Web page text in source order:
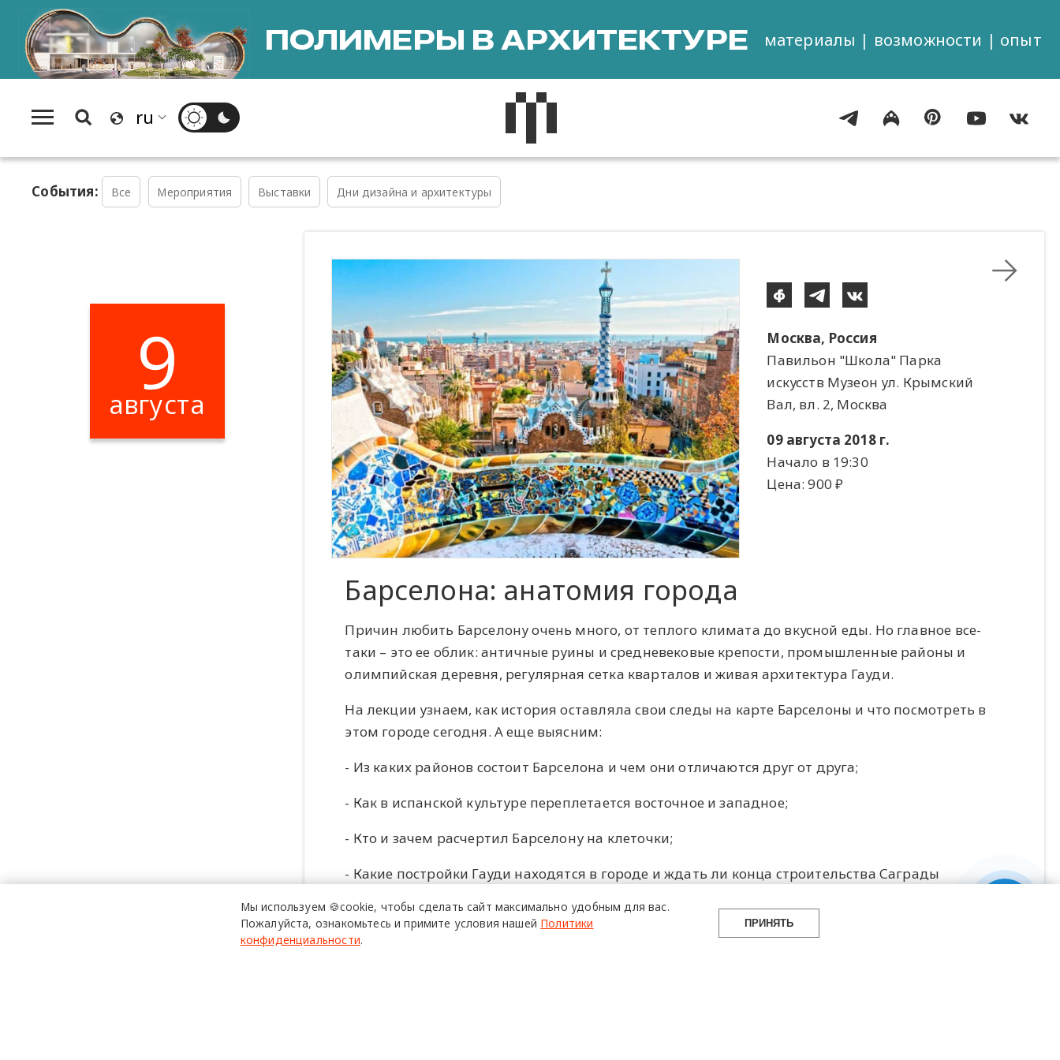
ПОЛИМЕРЫ В АРХИТЕКТУРЕ материалы | возможности | опыт
События: Все Мероприятия Выставки Дни дизайна и архитектуры
9
августа
Москва, Россия
Павильон "Школа" Парка
искусств Музеон ул. Крымский
Вал, вл. 2, Москва
09 августа 2018 г.
Начало в 19:30
Цена: 900 ​₽​
Барселона: анатомия города
Причин любить Барселону очень много, от теплого климата до вкусной еды. Но главное все-
таки – это ее облик: античные руины и средневековые крепости, промышленные районы и
олимпийская деревня, регулярная сетка кварталов и живая архитектура Гауди.
На лекции узнаем, как история оставляла свои следы на карте Барселоны и что посмотреть в
этом городе сегодня. А еще выясним:
- Из каких районов состоит Барселона и чем они отличаются друг от друга;
- Как в испанской культуре переплетается восточное и западное;
- Кто и зачем расчертил Барселону на клеточки;
- Какие постройки Гауди находятся в городе и ждать ли конца строительства Саграды
- Как Всемирные выставки и Олимпиада изменили облик Барселоны;
Мы используем 🍪cookie, чтобы сделать сайт максимально удобным для вас.
Пожалуйста, ознакомьтесь и примите условия нашей Политики
конфиденциальности.
ПРИНЯТЬ